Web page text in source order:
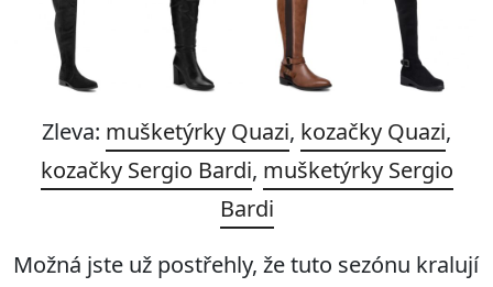
Zleva: mušketýrky Quazi, kozačky Quazi,
kozačky Sergio Bardi, mušketýrky Sergio
Bardi
Možná jste už postřehly, že tuto sezónu kralují